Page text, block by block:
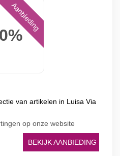
Aanbieding
van artikelen in Luisa Via
op onze website
BEKIJK AANBIEDING